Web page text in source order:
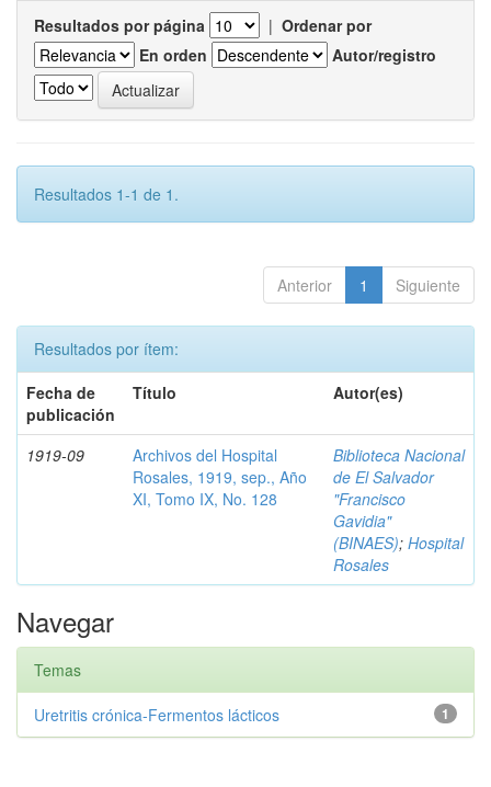
Resultados por página | Ordenar por
En orden
Autor/registro
Resultados 1-1 de 1.
Anterior 1 Siguiente
Resultados por ítem:
Fecha de
publicación
Título Autor(es)
1919-09
Archivos del Hospital
Rosales, 1919, sep., Año
XI, Tomo IX, No. 128
Biblioteca Nacional
de El Salvador
"Francisco
Gavidia"
(BINAES); Hospital
Rosales
Navegar
Temas
1
Uretritis crónica-Fermentos lácticos